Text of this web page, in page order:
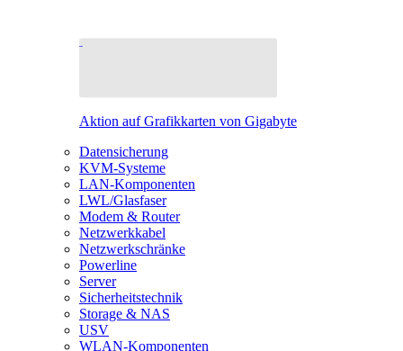
Aktion auf Grafikkarten von Gigabyte
Datensicherung
KVM-Systeme
LAN-Komponenten
LWL/Glasfaser
Modem & Router
Netzwerkkabel
Netzwerkschränke
Powerline
Server
Sicherheitstechnik
Storage & NAS
USV
WLAN-Komponenten